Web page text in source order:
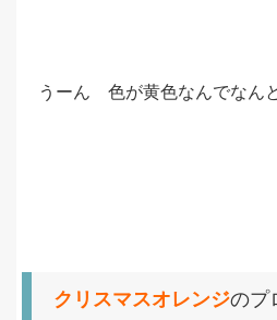
うーん 色が黄色なんでなん
クリスマスオレンジのプ